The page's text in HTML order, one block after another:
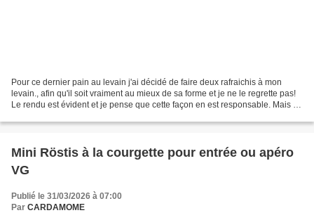
Pour ce dernier pain au levain j'ai décidé de faire deux rafraichis à mon
levain., afin qu'il soit vraiment au mieux de sa forme et je ne le regrette pas!
Le rendu est évident et je pense que cette façon en est responsable. Mais il
Mini Röstis à la courgette pour entrée ou apéro
VG
Publié le 31/03/2026 à 07:00
Par CARDAMOME